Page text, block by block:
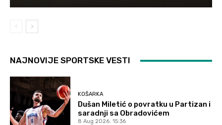
NAJNOVIJE SPORTSKE VESTI
KOŠARKA
Dušan Miletić o povratku u Partizan i
saradnji sa Obradovićem
8 Aug 2026. 15:36